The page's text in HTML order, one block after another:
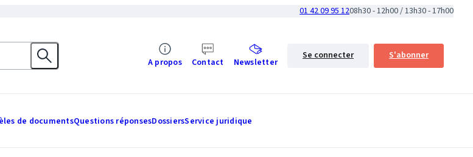
01 42 09 95 1208h30 - 12h00 / 13h30 - 17h00
A propos Contact Newsletter
Se connecter S'abonner
de documentsQuestions réponsesDossiersService juridique